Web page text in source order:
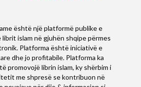
është një platformë publike e
librit islam në gjuhën shqipe përmes
Platforma është iniciativë e
dhe jo profitabile. Platforma ka
promovojë librin islam, ky shërbim i
me shpresë se kontribuon në